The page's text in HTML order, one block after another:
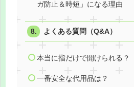
ガ防止＆時短」になる理由
よくある質問（Q&A）
本当に指だけで開けられる？
一番安全な代用品は？